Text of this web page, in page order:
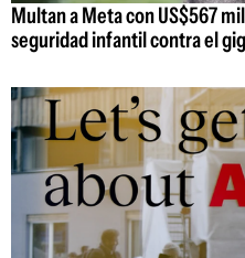
Multan a Meta con US$567
seguridad infantil contra el